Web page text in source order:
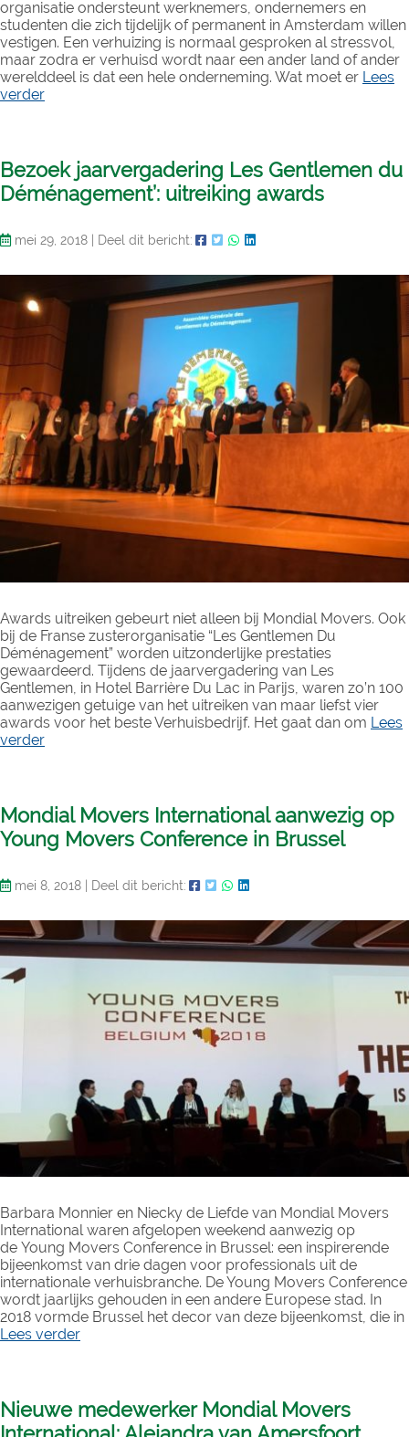
organisatie ondersteunt werknemers, ondernemers en
studenten die zich tijdelijk of permanent in Amsterdam willen
vestigen. Een verhuizing is normaal gesproken al stressvol,
maar zodra er verhuisd wordt naar een ander land of ander
werelddeel is dat een hele onderneming. Wat moet er Lees
verder
Bezoek jaarvergadering Les Gentlemen du
Déménagement’: uitreiking awards
mei 29, 2018 Deel dit bericht:
Awards uitreiken gebeurt niet alleen bij Mondial Movers. Ook
bij de Franse zusterorganisatie “Les Gentlemen Du
Déménagement” worden uitzonderlijke prestaties
gewaardeerd. Tijdens de jaarvergadering van Les
Gentlemen, in Hotel Barrière Du Lac in Parijs, waren zo’n 100
aanwezigen getuige van het uitreiken van maar liefst vier
awards voor het beste Verhuisbedrijf. Het gaat dan om Lees
verder
Mondial Movers International aanwezig op
Young Movers Conference in Brussel
mei 8, 2018 | Deel dit bericht:
Barbara Monnier en Niecky de Liefde van Mondial Movers
International waren afgelopen weekend aanwezig op
de Young Movers Conference in Brussel: een inspirerende
bijeenkomst van drie dagen voor professionals uit de
internationale verhuisbranche. De Young Movers Conference
wordt jaarlijks gehouden in een andere Europese stad. In
2018 vormde Brussel het decor van deze bijeenkomst, die in
Lees verder
Nieuwe medewerker Mondial Movers